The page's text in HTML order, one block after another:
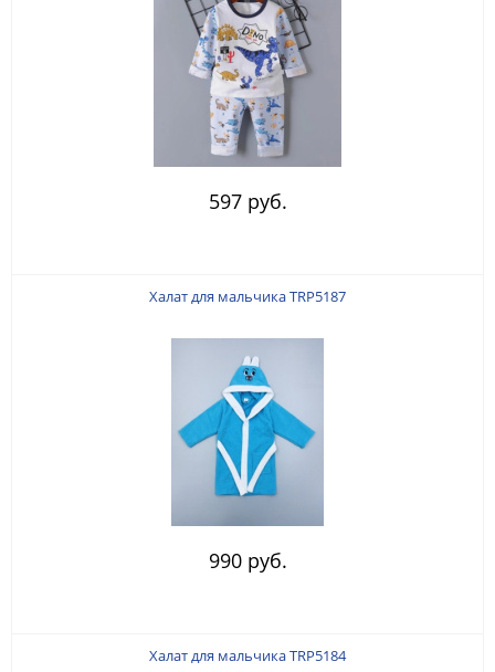
597 руб.
Халат для мальчика TRP5187
990 руб.
Халат для мальчика TRP5184